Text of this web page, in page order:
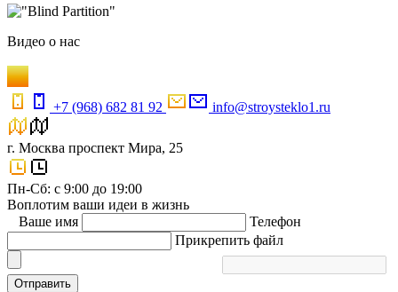
Видео о нас
+7 (968) 682 81 92 info@stroysteklo1.ru
г. Москва проспект Мира, 25
Пн-Сб: с 9:00 до 19:00
Воплотим ваши идеи в жизнь
Ваше имя
Телефон
Прикрепить файл
Отправить